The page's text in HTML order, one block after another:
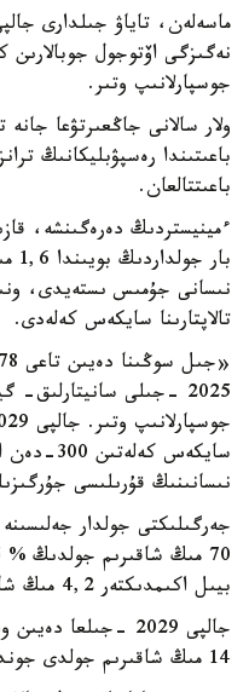
نەگىزگى اۆتوجول
جوسپارلانىپ وتىر.
ولار سالانى جاڭعىرتۋعا
باعىتىندا رەسپۋبليكانىڭ
باعىتتالعان.
ءمينيستردىڭ دەرەگىنشە،
تالاپتارىنا سايكەس كەلەدى.
2025 -جىلى
سايكەس
نىسانىنىڭ قۇرىلىسى
جەرگىلىكتى جولدار
بيىل اكىمدىكتەر 4,2 مىڭ شاقىرىم جولدا جۇمىس جۇرگىزۋدە.
جالپى 2029 -جىلعا
14 مىڭ شاقىرىم جولدى جوندەۋ جوسپارلانعان.